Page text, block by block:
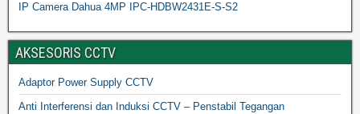
IP Camera Dahua 4MP IPC-HDBW2431E-S-S2
AKSESORIS CCTV
Adaptor Power Supply CCTV
Anti Interferensi dan Induksi CCTV – Penstabil Tegangan